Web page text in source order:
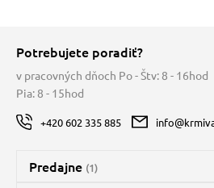
Potrebujete poradiť?
v pracovných dňoch Po - Štv: 8 - 16hod
Pia: 8 - 15hod
+420 602 335 885
Predajne (1)